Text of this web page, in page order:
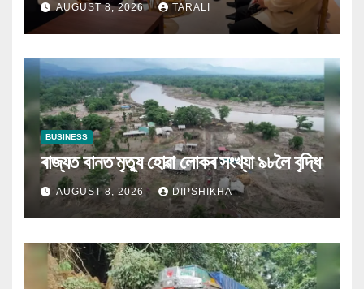
AUGUST 8, 2026 TARALI
BUSINESS
ৰাজ্যত বানত মৃত্যু হোৱা লোকৰ সংখ্যা ৯৮লৈ বৃদ্ধি
AUGUST 8, 2026 DIPSHIKHA